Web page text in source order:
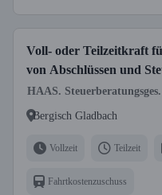
Voll- oder Teilzeitkraft
von Abschlüssen und
HAAS.
Bergisch Gladbach
Vollzeit Teilzeit
Fahrtkostenzuschuss